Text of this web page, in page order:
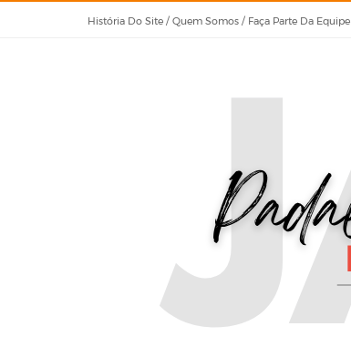
História Do Site / Quem Somos / Faça Parte Da Equipe